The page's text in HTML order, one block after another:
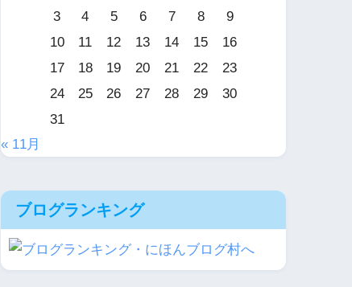
3
4 5 6 7 8
9
10
11 12 13 14 15
16
17
18 19 20 21 22
23
24
25 26 27 28 29
30
31
« 11月
ブログランキング